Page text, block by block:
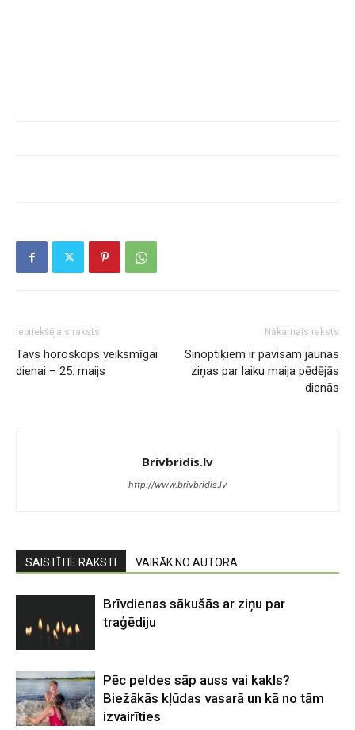
Iepriekšējais raksts
Tavs horoskops veiksmīgai
dienai – 25. maijs
Nākamais raksts
Sinoptiķiem ir pavisam jaunas
ziņas par laiku maija pēdējās
dienās
Brivbridis.lv
http://www.brivbridis.lv
SAISTĪTIE RAKSTI VAIRĀK NO AUTORA
Brīvdienas sākušās ar ziņu par
traģēdiju
Pēc peldes sāp auss vai kakls?
Biežākās kļūdas vasarā un kā no tām
izvairīties